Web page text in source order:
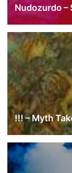
Nudozurdo –
!!! – Myth